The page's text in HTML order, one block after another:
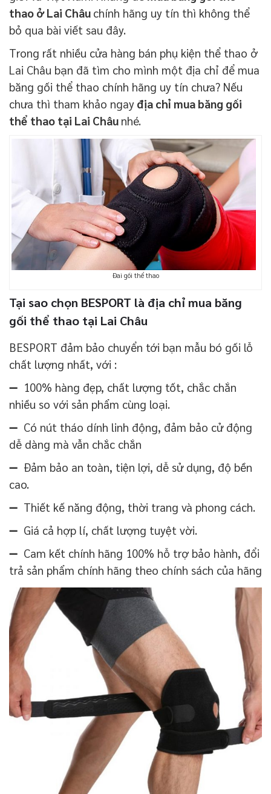
thao ở Lai Châu chính hãng uy tín thì không thể
bỏ qua bài viết sau đây.
Trong rất nhiều cửa hàng bán phụ kiện thể thao ở
Lai Châu bạn đã tìm cho mình một địa chỉ để mua
băng gối thể thao chính hãng uy tín chưa? Nếu
chưa thì tham khảo ngay địa chỉ mua băng gối
thể thao tại Lai Châu nhé.
Đai gối thể thao
Tại sao chọn BESPORT là địa chỉ mua băng
gối thể thao tại Lai Châu
BESPORT đảm bảo chuyển tới bạn mẫu bó gối lỗ
chất lượng nhất, với :
➖ 100% hàng đẹp, chất lượng tốt, chắc chắn
nhiều so với sản phẩm cùng loại.
➖ Có nút tháo dính linh động, đảm bảo cử động
dễ dàng mà vẫn chắc chắn
➖ Đảm bảo an toàn, tiện lợi, dễ sử dụng, độ bền
cao.
➖ Thiết kế năng động, thời trang và phong cách.
➖ Giá cả hợp lí, chất lượng tuyệt vời.
➖ Cam kết chính hãng 100% hỗ trợ bảo hành, đổi
trả sản phẩm chính hãng theo chính sách của hãng